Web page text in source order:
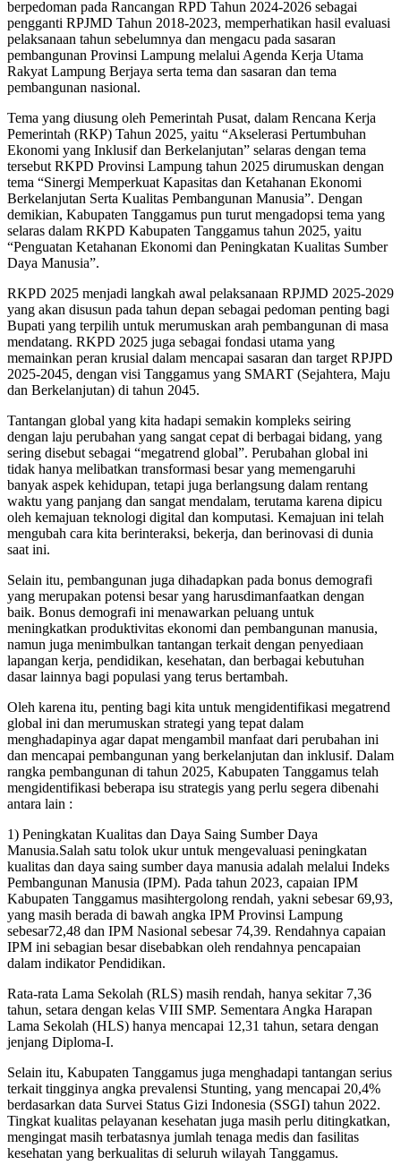
berpedoman pada Rancangan RPD Tahun 2024-2026 sebagai
pengganti RPJMD Tahun 2018-2023, memperhatikan hasil evaluasi
pelaksanaan tahun sebelumnya dan mengacu pada sasaran
pembangunan Provinsi Lampung melalui Agenda Kerja Utama
Rakyat Lampung Berjaya serta tema dan sasaran dan tema
pembangunan nasional.
Tema yang diusung oleh Pemerintah Pusat, dalam Rencana Kerja
Pemerintah (RKP) Tahun 2025, yaitu “Akselerasi Pertumbuhan
Ekonomi yang Inklusif dan Berkelanjutan” selaras dengan tema
tersebut RKPD Provinsi Lampung tahun 2025 dirumuskan dengan
tema “Sinergi Memperkuat Kapasitas dan Ketahanan Ekonomi
Berkelanjutan Serta Kualitas Pembangunan Manusia”. Dengan
demikian, Kabupaten Tanggamus pun turut mengadopsi tema yang
selaras dalam RKPD Kabupaten Tanggamus tahun 2025, yaitu
“Penguatan Ketahanan Ekonomi dan Peningkatan Kualitas Sumber
Daya Manusia”.
RKPD 2025 menjadi langkah awal pelaksanaan RPJMD 2025-2029
yang akan disusun pada tahun depan sebagai pedoman penting bagi
Bupati yang terpilih untuk merumuskan arah pembangunan di masa
mendatang. RKPD 2025 juga sebagai fondasi utama yang
memainkan peran krusial dalam mencapai sasaran dan target RPJPD
2025-2045, dengan visi Tanggamus yang SMART (Sejahtera, Maju
dan Berkelanjutan) di tahun 2045.
Tantangan global yang kita hadapi semakin kompleks seiring
dengan laju perubahan yang sangat cepat di berbagai bidang, yang
sering disebut sebagai “megatrend global”. Perubahan global ini
tidak hanya melibatkan transformasi besar yang memengaruhi
banyak aspek kehidupan, tetapi juga berlangsung dalam rentang
waktu yang panjang dan sangat mendalam, terutama karena dipicu
oleh kemajuan teknologi digital dan komputasi. Kemajuan ini telah
mengubah cara kita berinteraksi, bekerja, dan berinovasi di dunia
saat ini.
Selain itu, pembangunan juga dihadapkan pada bonus demografi
yang merupakan potensi besar yang harusdimanfaatkan dengan
baik. Bonus demografi ini menawarkan peluang untuk
meningkatkan produktivitas ekonomi dan pembangunan manusia,
namun juga menimbulkan tantangan terkait dengan penyediaan
lapangan kerja, pendidikan, kesehatan, dan berbagai kebutuhan
dasar lainnya bagi populasi yang terus bertambah.
Oleh karena itu, penting bagi kita untuk mengidentifikasi megatrend
global ini dan merumuskan strategi yang tepat dalam
menghadapinya agar dapat mengambil manfaat dari perubahan ini
dan mencapai pembangunan yang berkelanjutan dan inklusif. Dalam
rangka pembangunan di tahun 2025, Kabupaten Tanggamus telah
mengidentifikasi beberapa isu strategis yang perlu segera dibenahi
antara lain :
1) Peningkatan Kualitas dan Daya Saing Sumber Daya
Manusia.Salah satu tolok ukur untuk mengevaluasi peningkatan
kualitas dan daya saing sumber daya manusia adalah melalui Indeks
Pembangunan Manusia (IPM). Pada tahun 2023, capaian IPM
Kabupaten Tanggamus masihtergolong rendah, yakni sebesar 69,93,
yang masih berada di bawah angka IPM Provinsi Lampung
sebesar72,48 dan IPM Nasional sebesar 74,39. Rendahnya capaian
IPM ini sebagian besar disebabkan oleh rendahnya pencapaian
dalam indikator Pendidikan.
Rata-rata Lama Sekolah (RLS) masih rendah, hanya sekitar 7,36
tahun, setara dengan kelas VIII SMP. Sementara Angka Harapan
Lama Sekolah (HLS) hanya mencapai 12,31 tahun, setara dengan
jenjang Diploma-I.
Selain itu, Kabupaten Tanggamus juga menghadapi tantangan serius
terkait tingginya angka prevalensi Stunting, yang mencapai 20,4%
berdasarkan data Survei Status Gizi Indonesia (SSGI) tahun 2022.
Tingkat kualitas pelayanan kesehatan juga masih perlu ditingkatkan,
mengingat masih terbatasnya jumlah tenaga medis dan fasilitas
kesehatan yang berkualitas di seluruh wilayah Tanggamus.